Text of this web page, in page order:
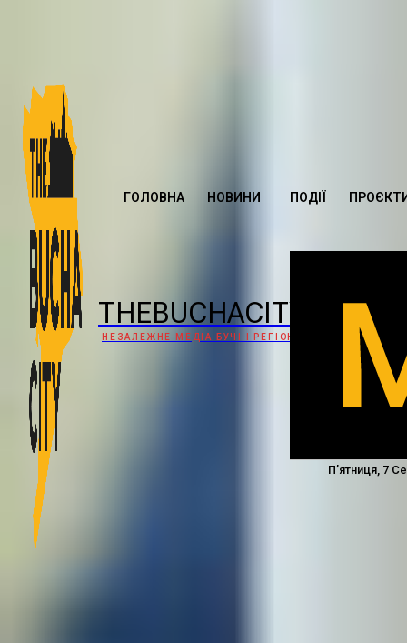
THEBUCHACITY
НЕЗАЛЕЖНЕ МЕДІА БУЧІ І РЕГІОНУ
ГОЛОВНА НОВИНИ ПОДІЇ
П’ятниця, 7